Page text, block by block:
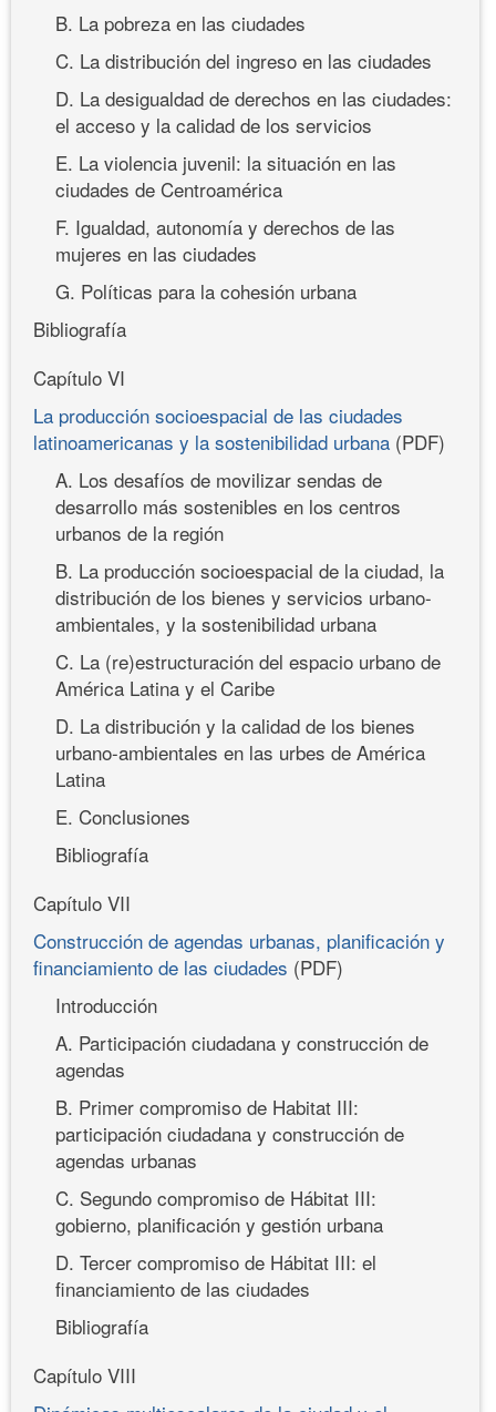
B. La pobreza en las ciudades
C. La distribución del ingreso en las ciudades
D. La desigualdad de derechos en las ciudades:
el acceso y la calidad de los servicios
E. La violencia juvenil: la situación en las
ciudades de Centroamérica
F. Igualdad, autonomía y derechos de las
mujeres en las ciudades
G. Políticas para la cohesión urbana
Bibliografía
Capítulo VI
La producción socioespacial de las ciudades
latinoamericanas y la sostenibilidad urbana (PDF)
A. Los desafíos de movilizar sendas de
desarrollo más sostenibles en los centros
urbanos de la región
B. La producción socioespacial de la ciudad, la
distribución de los bienes y servicios urbano-
ambientales, y la sostenibilidad urbana
C. La (re)estructuración del espacio urbano de
América Latina y el Caribe
D. La distribución y la calidad de los bienes
urbano-ambientales en las urbes de América
Latina
E. Conclusiones
Bibliografía
Capítulo VII
Construcción de agendas urbanas, planificación y
financiamiento de las ciudades (PDF)
Introducción
A. Participación ciudadana y construcción de
agendas
B. Primer compromiso de Habitat III:
participación ciudadana y construcción de
agendas urbanas
C. Segundo compromiso de Hábitat III:
gobierno, planificación y gestión urbana
D. Tercer compromiso de Hábitat III: el
financiamiento de las ciudades
Bibliografía
Capítulo VIII